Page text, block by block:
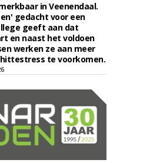
in Veenendaal.
gedacht voor een
geeft aan dat
en naast het voldoen
werken ze aan meer
te voorkomen.